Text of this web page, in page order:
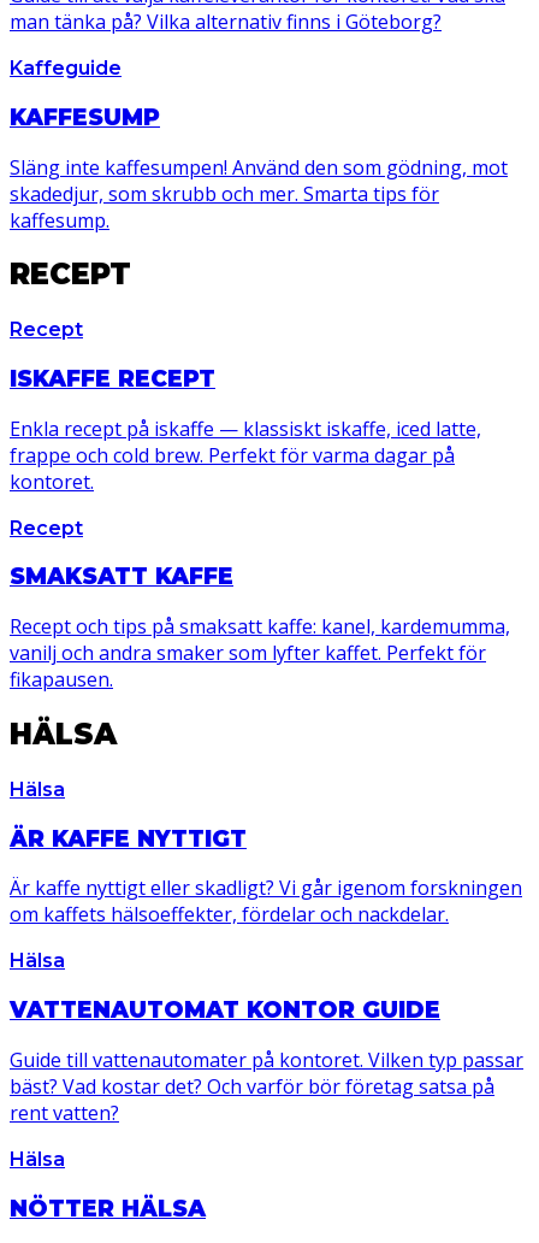
man tänka på? Vilka alternativ finns i Göteborg?
Kaffeguide
KAFFESUMP
Släng inte kaffesumpen! Använd den som gödning, mot
skadedjur, som skrubb och mer. Smarta tips för
kaffesump.
RECEPT
Recept
ISKAFFE RECEPT
Enkla recept på iskaffe — klassiskt iskaffe, iced latte,
frappe och cold brew. Perfekt för varma dagar på
kontoret.
Recept
SMAKSATT KAFFE
Recept och tips på smaksatt kaffe: kanel, kardemumma,
vanilj och andra smaker som lyfter kaffet. Perfekt för
fikapausen.
HÄLSA
Hälsa
ÄR KAFFE NYTTIGT
Är kaffe nyttigt eller skadligt? Vi går igenom forskningen
om kaffets hälsoeffekter, fördelar och nackdelar.
Hälsa
VATTENAUTOMAT KONTOR GUIDE
Guide till vattenautomater på kontoret. Vilken typ passar
bäst? Vad kostar det? Och varför bör företag satsa på
rent vatten?
Hälsa
NÖTTER HÄLSA